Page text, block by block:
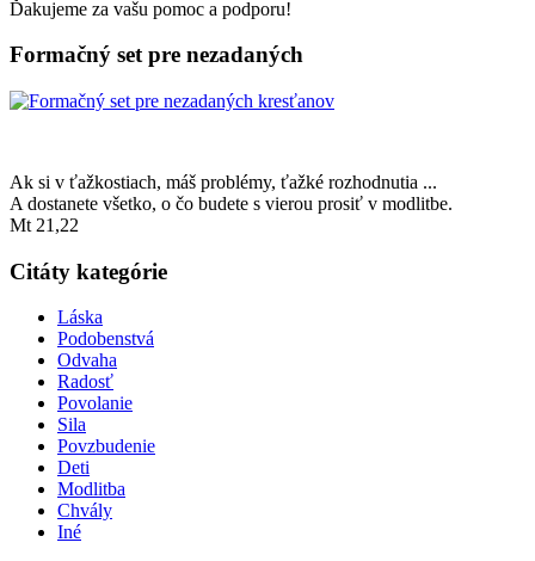
Ďakujeme za vašu pomoc a podporu!
Formačný set pre nezadaných
Ak si v ťažkostiach, máš problémy, ťažké rozhodnutia ...
A dostanete všetko, o čo budete s vierou prosiť v modlitbe.
Mt 21,22
Citáty kategórie
Láska
Podobenstvá
Odvaha
Radosť
Povolanie
Sila
Povzbudenie
Deti
Modlitba
Chvály
Iné